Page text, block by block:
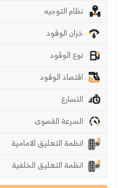
نظام التوجيه
خزان الوقود
نوع الوقود
اقتصاد الوقود
التسارع
السرعة القصوى
انظمة التعليق الامامية
انظمة التعليق الخلفية